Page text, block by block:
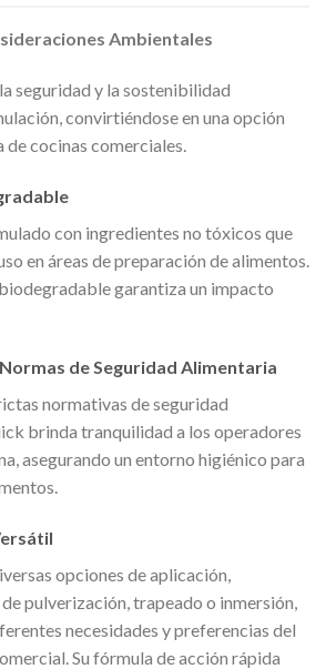
Ambientales
seguridad y la sostenibilidad
convirtiéndose en una opción
de cocinas comerciales.
con ingredientes no tóxicos que
en áreas de preparación de alimentos.
garantiza un impacto
de Seguridad Alimentaria
normativas de seguridad
brinda tranquilidad a los operadores
asegurando un entorno higiénico para
opciones de aplicación,
pulverización, trapeado o inmersión,
necesidades y preferencias del
Su fórmula de acción rápida